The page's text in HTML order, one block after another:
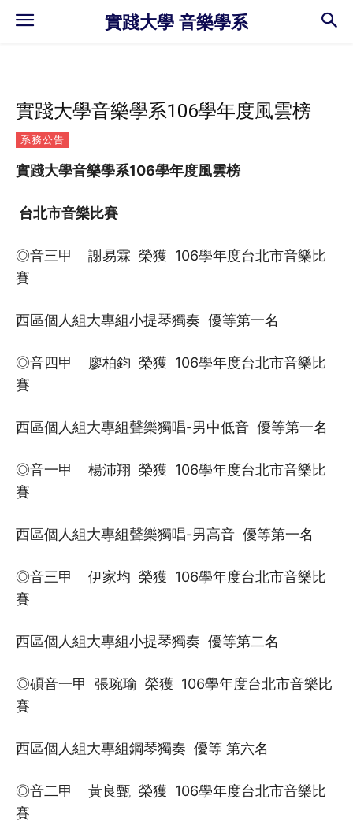
實踐大學 音樂學系
實踐大學音樂學系106學年度風雲榜
系務公告
實踐大學音樂學系106學年度風雲榜
台北市音樂比賽
◎音三甲 謝易霖 榮獲 106學年度台北市音樂比
賽
西區個人組大專組小提琴獨奏 優等第一名
◎音四甲 廖柏鈞 榮獲 106學年度台北市音樂比
賽
西區個人組大專組聲樂獨唱-男中低音 優等第一名
◎音一甲 楊沛翔 榮獲 106學年度台北市音樂比
賽
西區個人組大專組聲樂獨唱-男高音 優等第一名
◎音三甲 伊家均 榮獲 106學年度台北市音樂比
賽
西區個人組大專組小提琴獨奏 優等第二名
◎碩音一甲 張琬瑜 榮獲 106學年度台北市音樂比
賽
西區個人組大專組鋼琴獨奏 優等 第六名
◎音二甲 黃良甄 榮獲 106學年度台北市音樂比
賽